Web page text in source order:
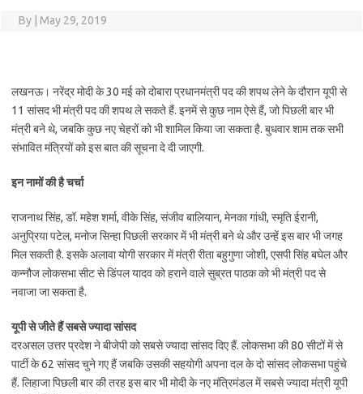
By May 29, 2019
लखनऊ। नरेंद्र मोदी के 30 मई को दोबारा प्रधानमंत्री पद की शपथ लेने के दौरान यूपी से
11 सांसद भी मंत्री पद की शपथ ले सकते हैं. इनमें से कुछ नाम ऐसे हैं, जो पिछली बार भी
मंत्री बने थे, जबकि कुछ नए चेहरों को भी शामिल किया जा सकता है. बुधवार शाम तक सभी
संभावित मंत्रियों को इस बात की सूचना दे दी जाएगी.
इन नामों की है चर्चा
राजनाथ सिंह, डॉ. महेश शर्मा, वीके सिंह, संजीव बालियान, मेनका गांधी, स्मृति ईरानी,
अनुप्रिया पटेल, मनोज सिन्हा पिछली सरकार में भी मंत्री बने थे और उन्हें इस बार भी जगह
मिल सकती है. इसके अलावा योगी सरकार में मंत्री रीता बहुगुणा जोशी, एसपी सिंह बघेल और
कन्नौज लोकसभा सीट से डिंपल यादव को हराने वाले सुब्रत पाठक को भी मंत्री पद से
नवाजा जा सकता है.
यूपी से जीते हैं सबसे ज्यादा सांसद
दरअसल उत्तर प्रदेश ने बीजेपी को सबसे ज्यादा सांसद दिए हैं. लोकसभा की 80 सीटों में से
पार्टी के 62 सांसद चुने गए हैं जबकि उसकी सहयोगी अपना दल के दो सांसद लोकसभा पहुंचे
हैं. लिहाजा पिछली बार की तरह इस बार भी मोदी के नए मंत्रिमंडल में सबसे ज्यादा मंत्री यूपी